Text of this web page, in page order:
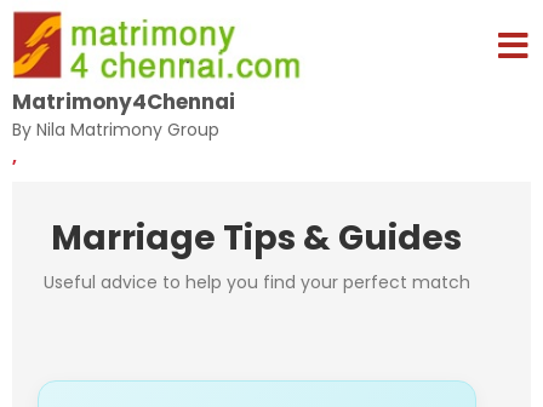
Matrimony4Chennai
By Nila Matrimony Group
,
Marriage Tips & Guides
Useful advice to help you find your perfect match